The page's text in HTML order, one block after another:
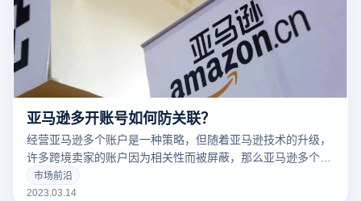
亚马逊多开账号如何防关联？
经营亚马逊多个账户是一种策略，但随着亚马逊技术的升级，
许多跨境卖家的账户因为相关性而被屏蔽，那么亚马逊多个账
户和多个商店的卖家如何防止相关性呢？有什么好的防关联方
法？
市场前沿
2023.03.14